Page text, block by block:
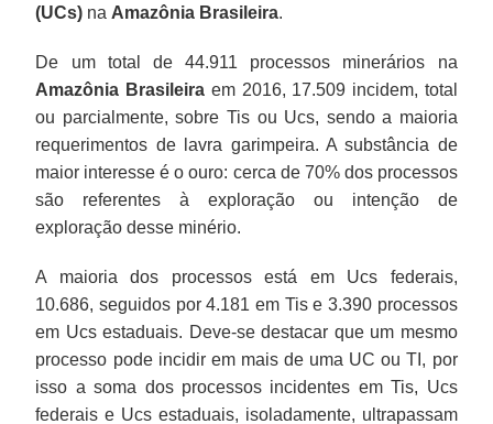
(UCs) na Amazônia Brasileira.
De um total de 44.911 processos minerários na
Amazônia Brasileira em 2016, 17.509 incidem, total
ou parcialmente, sobre Tis ou Ucs, sendo a maioria
requerimentos de lavra garimpeira. A substância de
maior interesse é o ouro: cerca de 70% dos processos
são referentes à exploração ou intenção de
exploração desse minério.
A maioria dos processos está em Ucs federais,
10.686, seguidos por 4.181 em Tis e 3.390 processos
em Ucs estaduais. Deve-se destacar que um mesmo
processo pode incidir em mais de uma UC ou TI, por
isso a soma dos processos incidentes em Tis, Ucs
federais e Ucs estaduais, isoladamente, ultrapassam